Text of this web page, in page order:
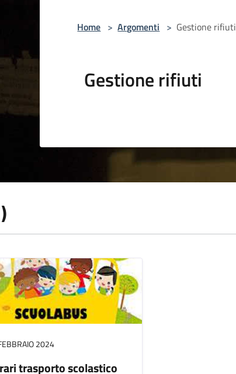
Home > Argomenti > Gestione rifiuti
Gestione rifiuti
2024
trasporto scolastico